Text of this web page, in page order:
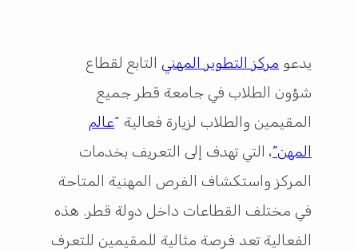
يدعو مركز التطوير المهنيالتابع لقطاع
شؤون الطلاب في جامعة قطر جميع
المقيمين والطلاب لزيارة فعالية “عالم
المهن”، التي تهدف إلى التعريف بخدمات
المركز واستكشاف الفرص المهنية المتاحة
في مختلف القطاعات داخل دولة قطر. هذه
الفعالية تعد فرصة مثالية للمقيمين للتعرف